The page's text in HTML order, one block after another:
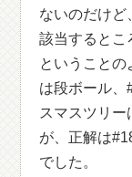
ないのだけど
該当するとこ
ということ
は段ボール、
スマスツリ
が、正解は
でした。